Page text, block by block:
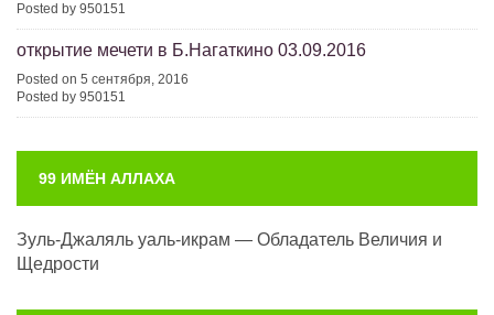
Posted by 950151
открытие мечети в Б.Нагаткино 03.09.2016
Posted on 5 сентября, 2016
Posted by 950151
99 ИМЁН АЛЛАХА
Зуль-Джаляль уаль-икрам — Обладатель Величия и
Щедрости